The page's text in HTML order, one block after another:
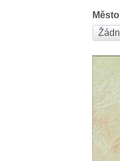
Město